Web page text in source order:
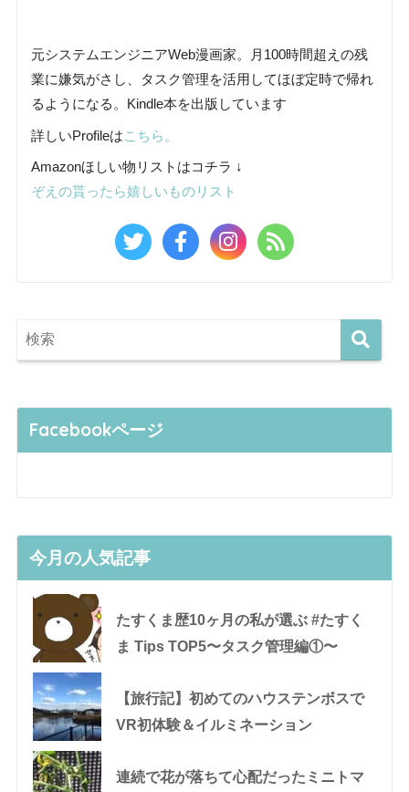
元システムエンジニアWeb漫画家。月100時間超えの残
業に嫌気がさし、タスク管理を活用してほぼ定時で帰れ
るようになる。Kindle本を出版しています
詳しいProfileはこちら。
Amazonほしい物リストはコチラ ↓
ぞえの貰ったら嬉しいものリスト
Facebookページ
今月の人気記事
たすくま歴10ヶ月の私が選ぶ #たすく
ま Tips TOP5〜タスク管理編①〜
【旅行記】初めてのハウステンボスで
VR初体験＆イルミネーション
連続で花が落ちて心配だったミニトマ